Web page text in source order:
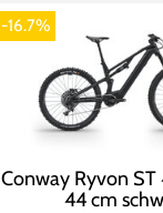
-16.7%
Conway Ryvon
44 cm